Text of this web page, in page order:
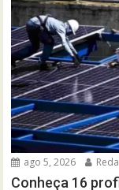
ago 5, 2026
Conheça 16